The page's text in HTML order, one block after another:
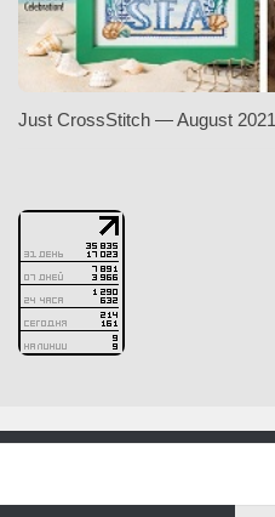
Just CrossStitch — August 2021